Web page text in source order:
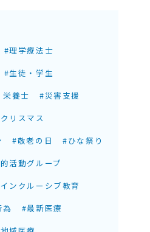
#理学療法士
#生徒・学生
養士
#災害支援
リスマス
#敬老の日
#ひな祭り
活動グループ
ンクルーシブ教育
為
#最新医療